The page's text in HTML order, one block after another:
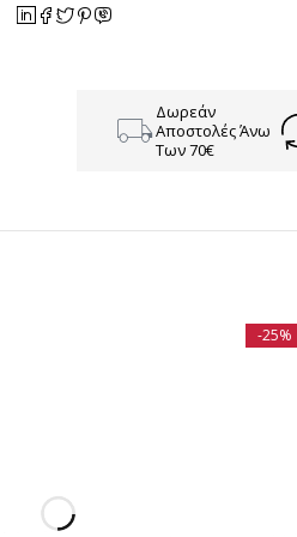
Δωρεάν
Αποστολές Άνω
Των 70€
-25%